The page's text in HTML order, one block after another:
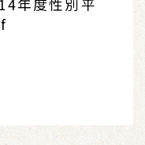
年度性別平